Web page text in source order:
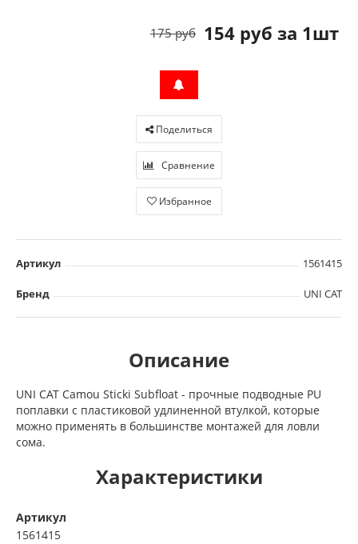
154 руб за 1шт
175 руб
Поделиться
Сравнение
Избранное
Артикул 1561415
Бренд UNI CAT
Описание
UNI CAT Camou Sticki Subfloat - прочные подводные PU
поплавки с пластиковой удлиненной втулкой, которые
можно применять в большинстве монтажей для ловли
сома.
Характеристики
Артикул
1561415